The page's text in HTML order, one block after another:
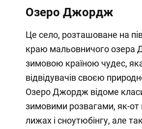
Озеро Джордж
Це село, розташоване на
краю мальовничого озера
зимовою країною чудес,
відвідувачів своєю
Озеро Джордж відоме
зимовими розвагами, як-от
лижах і сноутюбінгу, але